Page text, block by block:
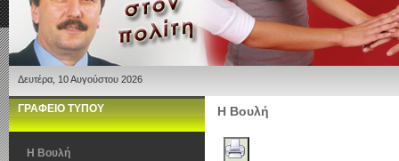
Δευτέρα, 10 Αυγούστου 2026
ΓΡΑΦΕΙΟ ΤΥΠΟΥ
Η Βουλή
Η Βουλή